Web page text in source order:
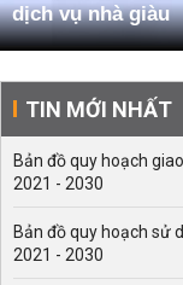
dịch vụ nhà giàu
TIN MỚI NHẤT
Bản đồ quy hoạch
2021 - 2030
Bản đồ quy hoạch sử
2021 - 2030